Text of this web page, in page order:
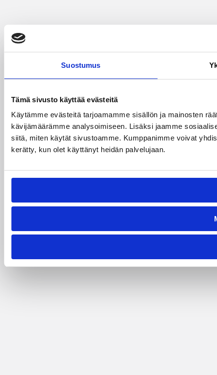
Suostumus
Tämä sivusto käyttää evästeitä
Käytämme evästeitä tarjoamamme sisällön ja mainosten
kävijämäärämme analysoimiseen. Lisäksi jaamme
siitä, miten käytät sivustoamme. Kumppanimme voivat
kerätty, kun olet käyttänyt heidän palvelujaan.